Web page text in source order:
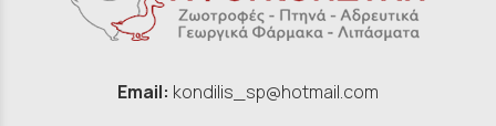
Email: kondilis_sp@hotmail.com